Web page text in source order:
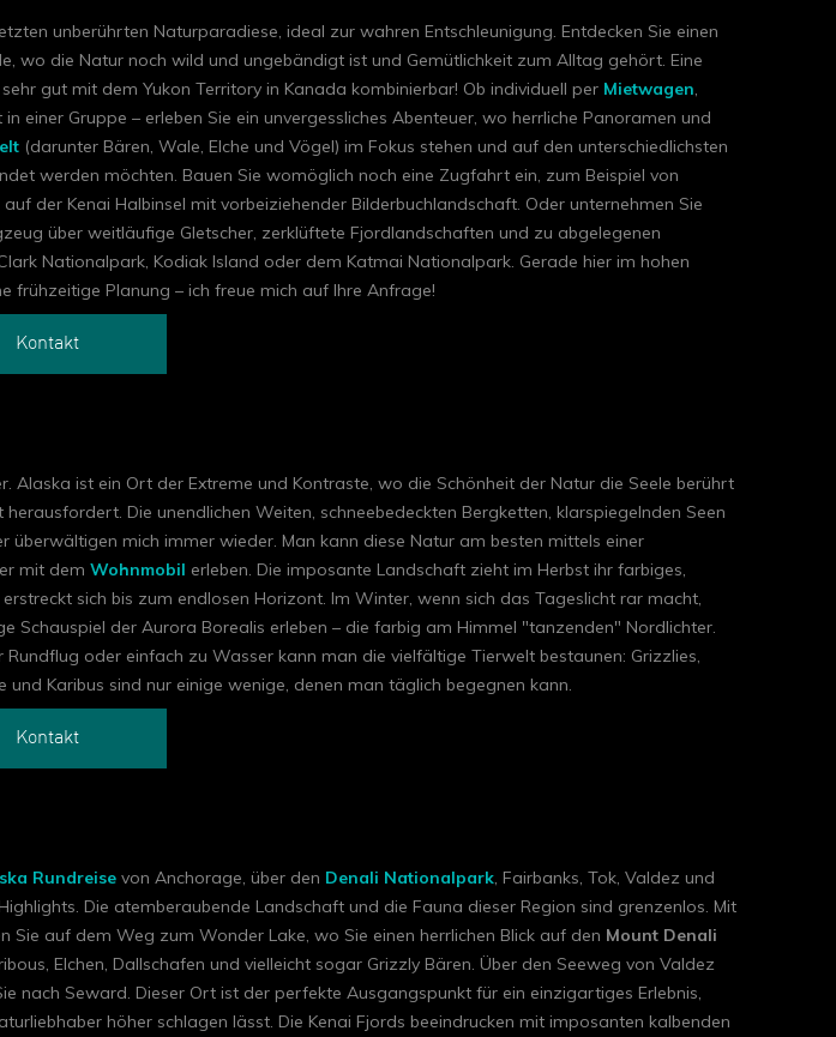
unberührten Naturparadiese, ideal zur wahren Entschleunigung. Entdecken Sie einen
wo die Natur noch wild und ungebändigt ist und Gemütlichkeit zum Alltag gehört. Eine
gut mit dem Yukon Territory in Kanada kombinierbar! Ob individuell per Mietwagen,
einer Gruppe – erleben Sie ein unvergessliches Abenteuer, wo herrliche Panoramen und
(darunter Bären, Wale, Elche und Vögel) im Fokus stehen und auf den unterschiedlichsten
werden möchten. Bauen Sie womöglich noch eine Zugfahrt ein, zum Beispiel von
der Kenai Halbinsel mit vorbeiziehender Bilderbuchlandschaft. Oder unternehmen Sie
über weitläufige Gletscher, zerklüftete Fjordlandschaften und zu abgelegenen
Nationalpark, Kodiak Island oder dem Katmai Nationalpark. Gerade hier im hohen
frühzeitige Planung – ich freue mich auf Ihre Anfrage!
Kontakt
Alaska ist ein Ort der Extreme und Kontraste, wo die Schönheit der Natur die Seele berührt
Die unendlichen Weiten, schneebedeckten Bergketten, klarspiegelnden Seen
überwältigen mich immer wieder. Man kann diese Natur am besten mittels einer
mit dem Wohnmobil erleben. Die imposante Landschaft zieht im Herbst ihr farbiges,
sich bis zum endlosen Horizont. Im Winter, wenn sich das Tageslicht rar macht,
Schauspiel der Aurora Borealis erleben – die farbig am Himmel "tanzenden" Nordlichter.
Rundflug oder einfach zu Wasser kann man die vielfältige Tierwelt bestaunen: Grizzlies,
und Karibus sind nur einige wenige, denen man täglich begegnen kann.
Kontakt
Rundreise von Anchorage, über den Denali Nationalpark, Fairbanks, Tok, Valdez und
Die atemberaubende Landschaft und die Fauna dieser Region sind grenzenlos. Mit
Sie auf dem Weg zum Wonder Lake, wo Sie einen herrlichen Blick auf den Mount Denali
Elchen, Dallschafen und vielleicht sogar Grizzly Bären. Über den Seeweg von Valdez
nach Seward. Dieser Ort ist der perfekte Ausgangspunkt für ein einzigartiges Erlebnis,
höher schlagen lässt. Die Kenai Fjords beeindrucken mit imposanten kalbenden